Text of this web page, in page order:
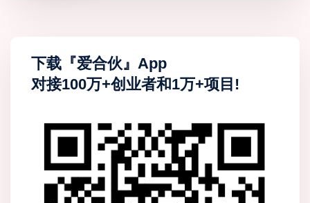
下载『爱合伙』App
对接100万+创业者和1万+项目!